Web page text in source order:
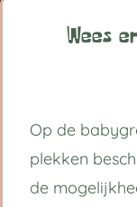
ontwikkeling
grootst in
Wees
Op de
plekken
de